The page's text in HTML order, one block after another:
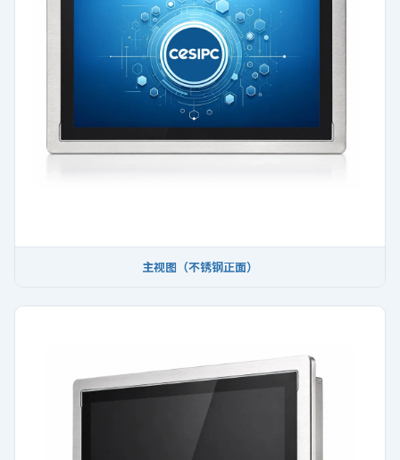
主视图（不锈钢正面）